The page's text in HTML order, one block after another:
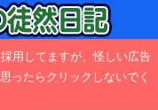
用してますが、怪しい広告
ったらクリックしないでく